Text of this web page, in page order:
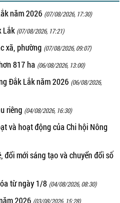
năm 2026 (07/08/2026, 17:30)
Lắk (07/08/2026, 17:21)
xã, phường (07/08/2026, 09:07)
817 ha (06/08/2026, 13:00)
Đắk Lắk năm 2026 (06/08/2026,
riêng (04/08/2026, 16:30)
và hoạt động của Chi hội Nông
đổi mới sáng tạo và chuyển đổi số
từ ngày 1/8 (04/08/2026, 08:30)
2026 (03/08/2026, 15:28)